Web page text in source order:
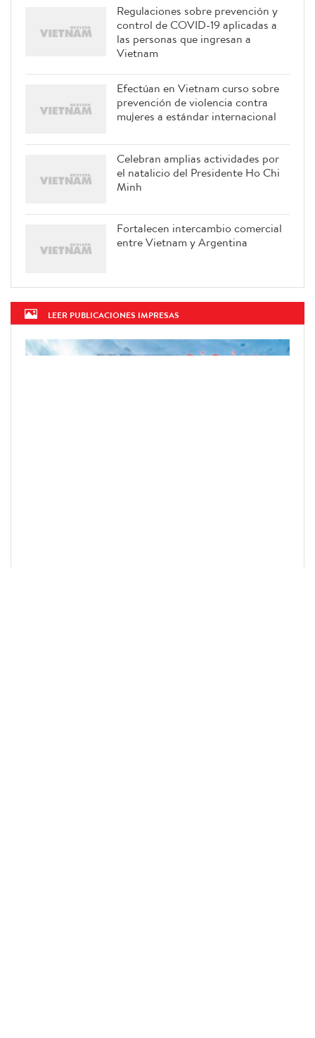
Regulaciones sobre prevención y
control de COVID-19 aplicadas a
las personas que ingresan a
Vietnam
Efectúan en Vietnam curso sobre
prevención de violencia contra
mujeres a estándar internacional
Celebran amplias actividades por
el natalicio del Presidente Ho Chi
Minh
Fortalecen intercambio comercial
entre Vietnam y Argentina
LEER PUBLICACIONES IMPRESAS